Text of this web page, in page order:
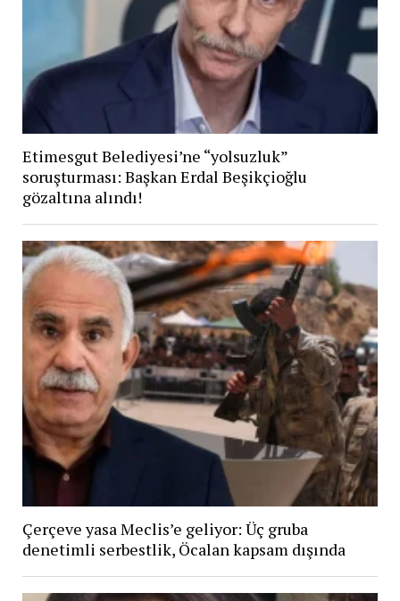
Etimesgut Belediyesi’ne “yolsuzluk”
soruşturması: Başkan Erdal Beşikçioğlu
gözaltına alındı!
Çerçeve yasa Meclis’e geliyor: Üç gruba
denetimli serbestlik, Öcalan kapsam dışında